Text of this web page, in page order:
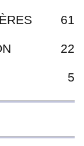
61
22
5